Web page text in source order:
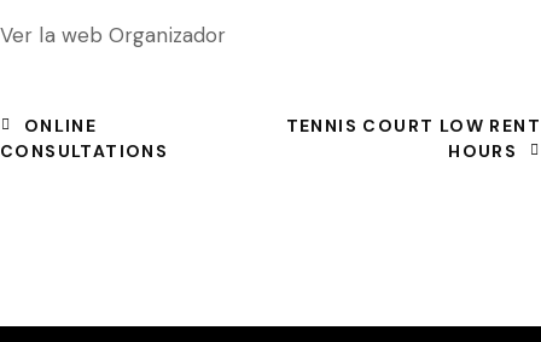
Ver la web Organizador
ONLINE
CONSULTATIONS
TENNIS COURT LOW RENT
HOURS